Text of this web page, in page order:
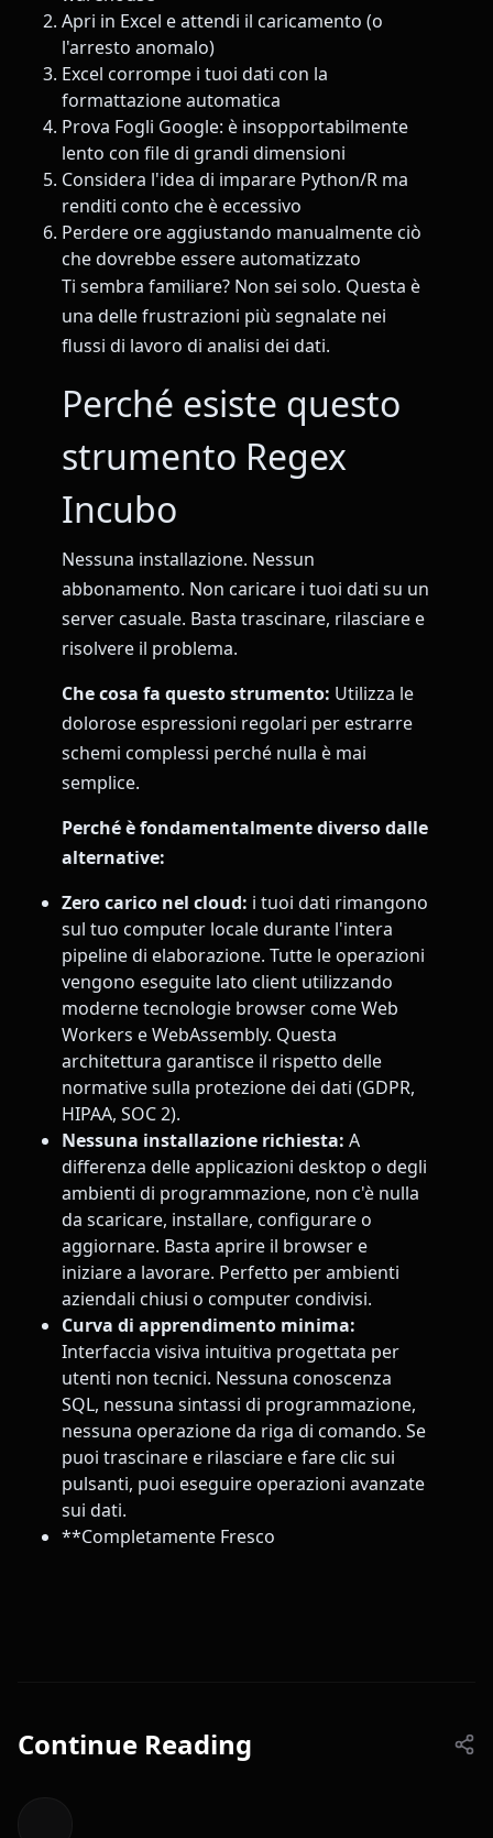
Apri in Excel e attendi il caricamento (o
l'arresto anomalo)
Excel corrompe i tuoi dati con la
formattazione automatica
Prova Fogli Google: è insopportabilmente
lento con file di grandi dimensioni
Considera l'idea di imparare Python/R ma
renditi conto che è eccessivo
Perdere ore aggiustando manualmente ciò
che dovrebbe essere automatizzato
Ti sembra familiare? Non sei solo. Questa è
una delle frustrazioni più segnalate nei
flussi di lavoro di analisi dei dati.
Perché esiste questo
strumento Regex
Incubo
Nessuna installazione. Nessun
abbonamento. Non caricare i tuoi dati su un
server casuale. Basta trascinare, rilasciare e
risolvere il problema.
Che cosa fa questo strumento: Utilizza le
dolorose espressioni regolari per estrarre
schemi complessi perché nulla è mai
semplice.
Perché è fondamentalmente diverso dalle
alternative:
Zero carico nel cloud: i tuoi dati rimangono
sul tuo computer locale durante l'intera
pipeline di elaborazione. Tutte le operazioni
vengono eseguite lato client utilizzando
moderne tecnologie browser come Web
Workers e WebAssembly. Questa
architettura garantisce il rispetto delle
normative sulla protezione dei dati (GDPR,
HIPAA, SOC 2).
Nessuna installazione richiesta: A
differenza delle applicazioni desktop o degli
ambienti di programmazione, non c'è nulla
da scaricare, installare, configurare o
aggiornare. Basta aprire il browser e
iniziare a lavorare. Perfetto per ambienti
aziendali chiusi o computer condivisi.
Curva di apprendimento minima:
Interfaccia visiva intuitiva progettata per
utenti non tecnici. Nessuna conoscenza
SQL, nessuna sintassi di programmazione,
nessuna operazione da riga di comando. Se
puoi trascinare e rilasciare e fare clic sui
pulsanti, puoi eseguire operazioni avanzate
sui dati.
**Completamente Fresco
Continue Reading